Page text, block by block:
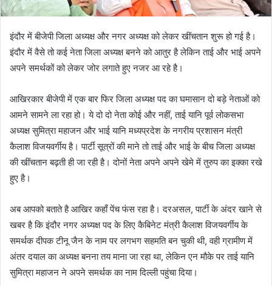
इंदौर में बीजेपी जिला अध्यक्ष और नगर अध्यक्ष को लेकर खींचतान शुरू हो गई है।
इंदौर में वैसे तो कई नेता जिला अध्यक्ष बनने को आतुर है लेकिन ताई और भाई अपने
अपने समर्थकों को लेकर जोर लगाते हुए नजर आ रहे है।
आखिरकार बीजेपी में एक बार फिर जिला अध्यक्ष पद का घमासान दो बड़े नेताओं को
आमने सामने ला रहा हो। ये दो दो नेता कोई और नहीं, ताई यानि पूर्व लोकसभा
अध्यक्ष सुमित्रा महाजन और भाई यानि मध्यप्रदेश के नगरीय प्रशासन मंत्री
कैलाश विजयवर्गीय है। पार्टी सूत्रों की माने तो ताई और भाई के बीच जिला अध्यक्ष
की खींचतान बढ़ती ही जा रही है। दोनों नेता अपने अपने खेमे में तुरुप का इक्का रखे
हुए है।
अब आपको बताते है आखिर कहाँ पेंच फंस रहा है। दरअसल, पार्टी के अंदर खाने से
खबर है कि इंदौर नगर अध्यक्ष पद के लिए कैबिनेट मंत्री कैलाश विजयवर्गीय के
समर्थक दीपक टीनू जैन के नाम पर लगभग सहमति बन चुकी थी, वही ग्रामीण में
अंतर दयाल का अध्यक्ष बनना तय माना जा रहा था, लेकिन एन मौके पर ताई यानि
सुमित्रा महाजन ने अपने समर्थक का नाम दिल्ली पहुंचा दिया।